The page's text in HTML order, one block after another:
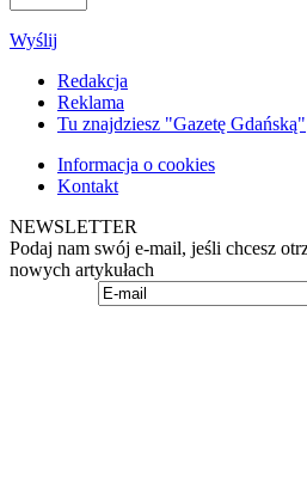
Wyślij
Redakcja
Reklama
Tu znajdziesz "Gazetę Gdańską"
Informacja o cookies
Kontakt
NEWSLETTER
Podaj nam swój e-mail, jeśli chcesz
nowych artykułach